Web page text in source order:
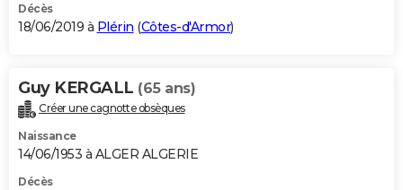
Décès
18/06/2019 à Plérin (Côtes-d'Armor)
Guy KERGALL (65 ans)
Créer une cagnotte obsèques
Naissance
14/06/1953 à ALGER ALGERIE
Décès